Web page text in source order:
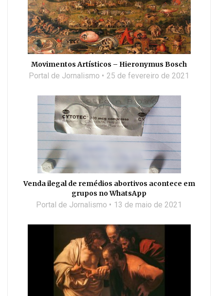
Movimentos Artísticos – Hieronymus Bosch
Portal de Jornalismo 25 de fevereiro de 2021
Venda ilegal de remédios abortivos acontece em
grupos no WhatsApp
Portal de Jornalismo 13 de maio de 2021